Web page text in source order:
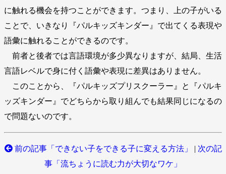
に触れる機会を持つことができます。つまり、上の子がいる
ことで、いきなり『パルキッズキンダー』で出てくる表現や
語彙に触れることができるのです。
前者と後者では言語環境が多少異なりますが、結局、生活
言語レベルで身に付く語彙や表現に差異はありません。
このことから、『パルキッズプリスクーラー』と『パルキ
ッズキンダー』でどちらから取り組んでも結果同じになるの
で問題ないのです。
前の記事「できない子をできる子に変える方法」 | 次の記
事「流ちょうに読む力が大切なワケ」